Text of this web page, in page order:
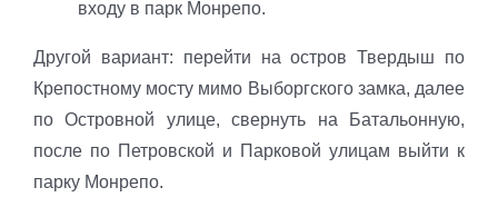
входу в парк Монрепо.
Другой вариант: перейти на остров Твердыш по
Крепостному мосту мимо Выборгского замка, далее
по Островной улице, свернуть на Батальонную,
после по Петровской и Парковой улицам выйти к
парку Монрепо.